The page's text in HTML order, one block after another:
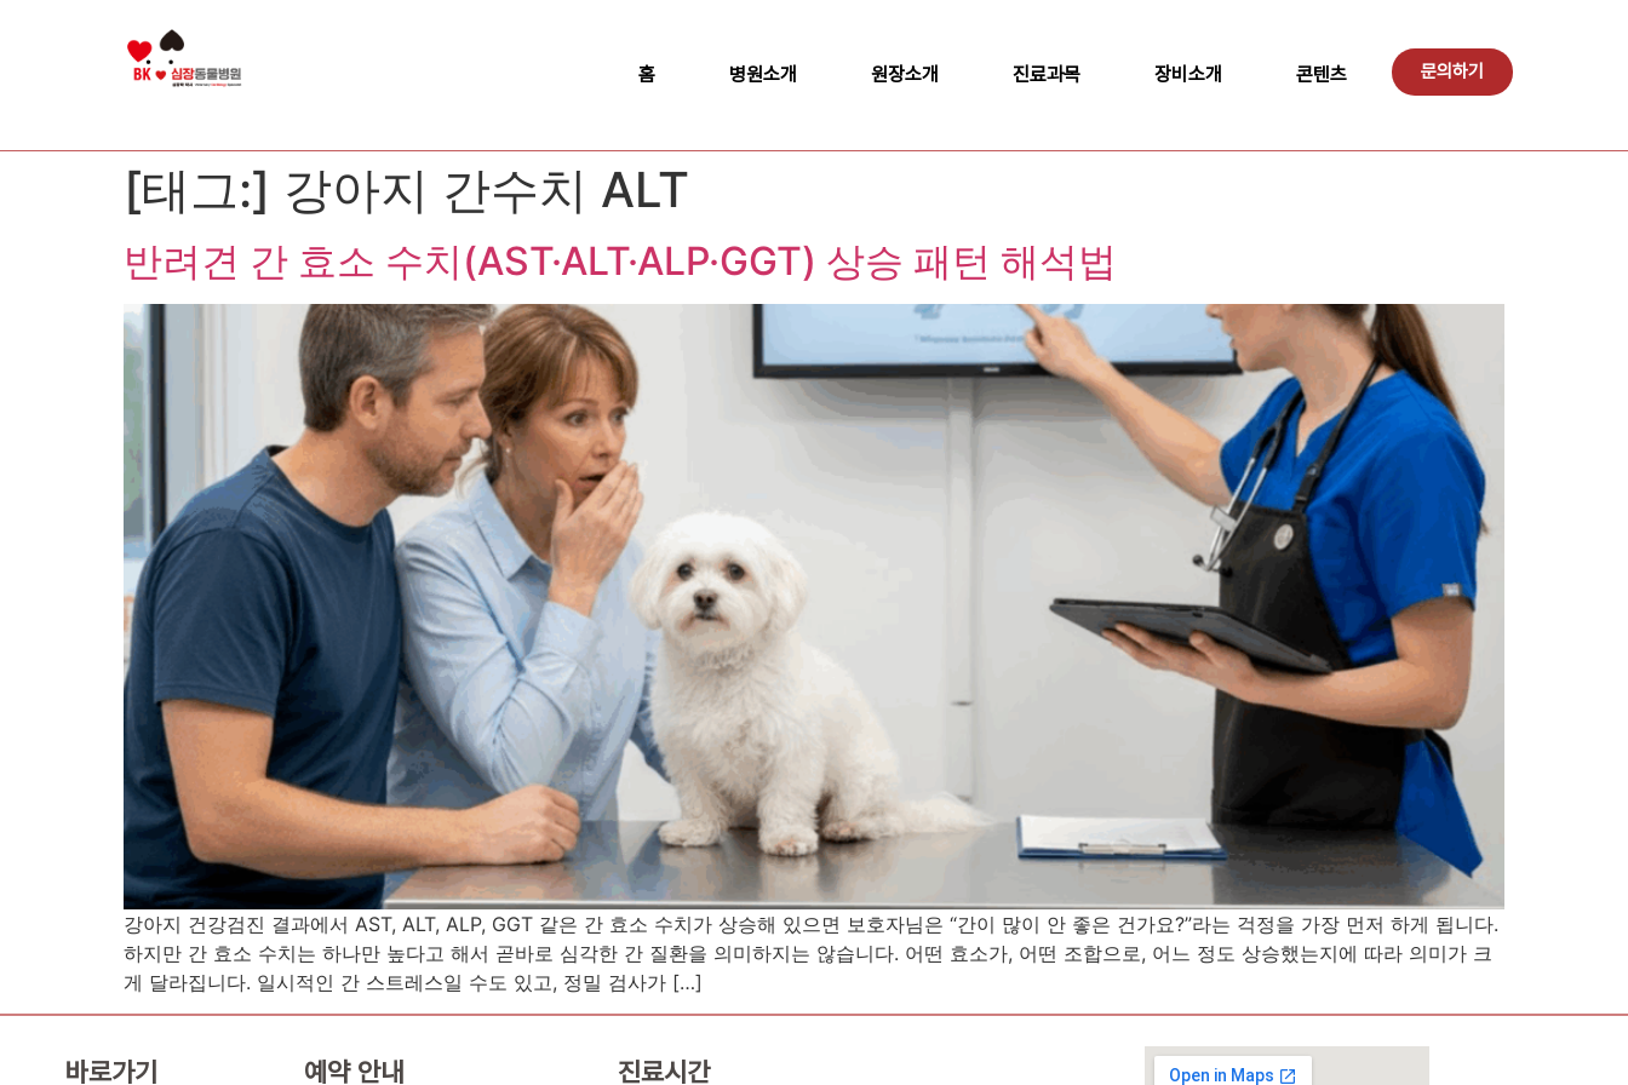
홈 병원소개 원장소개 진료과목 장비소개 콘텐츠 문의하기
[태그:] 강아지 간수치 ALT
반려견 간 효소 수치(AST·ALT·ALP·GGT) 상승 패턴 해석법
강아지 건강검진 결과에서 AST, ALT, ALP, GGT 같은 간 효소 수치가 상승해 있으면 보호자님은 “간이 많이 안 좋은 건가요?”라는 걱정을 가장 먼저 하게 됩니다.
하지만 간 효소 수치는 하나만 높다고 해서 곧바로 심각한 간 질환을 의미하지는 않습니다. 어떤 효소가, 어떤 조합으로, 어느 정도 상승했는지에 따라 의미가 크
게 달라집니다. 일시적인 간 스트레스일 수도 있고, 정밀 검사가 […]
바로가기 예약 안내 진료시간